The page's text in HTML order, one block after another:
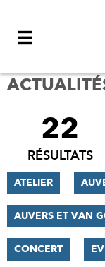
FILTRER
RÉSULTATS
22
RÉSULTATS
ATELIER
AUVERS ET VAN
CONCERT